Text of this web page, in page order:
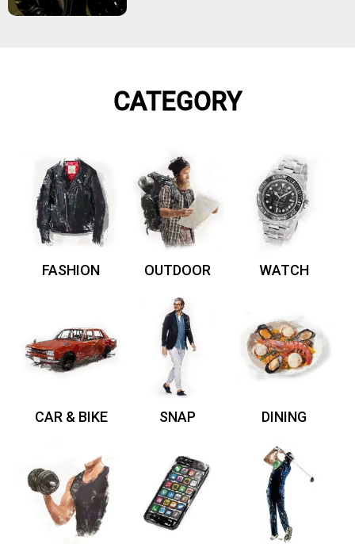
CATEGORY
FASHION OUTDOOR WATCH
CAR & BIKE SNAP DINING